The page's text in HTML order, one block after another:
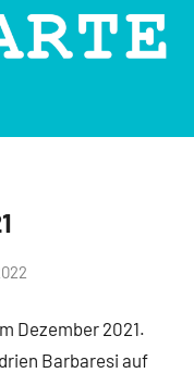
Dezember 2021.
Barbaresi auf